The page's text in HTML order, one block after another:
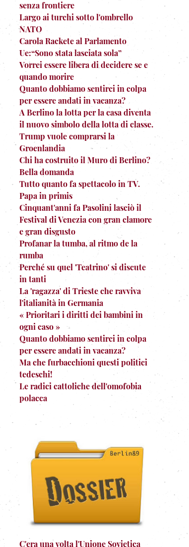
senza frontiere
Largo ai turchi sotto l'ombrello
NATO
Carola Rackete al Parlamento
Ue:“Sono stata lasciata sola”
Vorrei essere libera di decidere se e
quando morire
Quanto dobbiamo sentirci in colpa
per essere andati in vacanza?
A Berlino la lotta per la casa diventa
il nuovo simbolo della lotta di classe.
Trump vuole comprarsi la
Groenlandia
Chi ha costruito il Muro di Berlino?
Bella domanda
Tutto quanto fa spettacolo in TV.
Papa in primis
Cinquant'anni fa Pasolini lasciò il
Festival di Venezia con gran clamore
e gran disgusto
Profanar la tumba, al ritmo de la
rumba
Perché su quel 'Teatrino' si discute
in tanti
La 'ragazza' di Trieste che ravviva
l'italianità in Germania
« Prioritari i diritti dei bambini in
ogni caso »
Quanto dobbiamo sentirci in colpa
per essere andati in vacanza?
Ma che furbacchioni questi politici
tedeschi!
Le radici cattoliche dell'omofobia
polacca
C'era una volta l'Unione Sovietica